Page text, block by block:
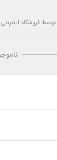
فروشگاه